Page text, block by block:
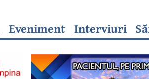
Eveniment Interviuri